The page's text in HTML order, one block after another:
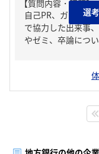
【質問内容・課題】
自己PR、ガクチカ
で協力した出来事
やゼミ、卒論につ
選